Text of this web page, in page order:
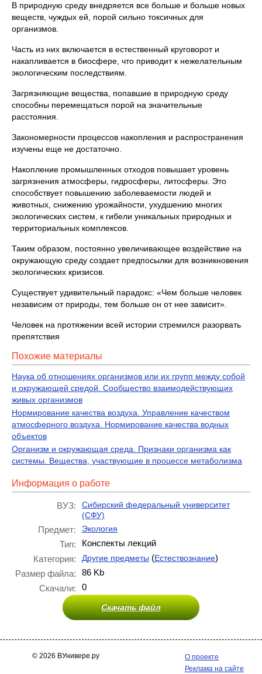
В природную среду внедряется все больше и больше новых
веществ, чуждых ей, порой сильно токсичных для
организмов.
Часть из них включается в естественный круговорот и
накапливается в биосфере, что приводит к нежелательным
экологическим последствиям.
Загрязняющие вещества, попавшие в природную среду
способны перемещаться порой на значительные
расстояния.
Закономерности процессов накопления и распространения
изучены еще не достаточно.
Накопление промышленных отходов повышает уровень
загрязнения атмосферы, гидросферы, литосферы. Это
способствует повышению заболеваемости людей и
животных, снижению урожайности, ухудшению многих
экологических систем, к гибели уникальных природных и
территориальных комплексов.
Таким образом, постоянно увеличивающее воздействие на
окружающую среду создает предпосылки для возникновения
экологических кризисов.
Существует удивительный парадокс: «Чем больше человек
независим от природы, тем больше он от нее зависит».
Человек на протяжении всей истории стремился разорвать
препятствия
Похожие материалы
Наука об отношениях организмов или их групп между собой
и окружающей средой. Сообщество взаимодействующих
живых организмов
Нормирование качества воздуха. Управление качеством
атмосферного воздуха. Нормирование качества водных
объектов
Организм и окружающая среда. Признаки организма как
системы. Вещества, участвующие в процессе метаболизма
Информация о работе
ВУЗ:
Сибирский федеральный университет
(СФУ)
Предмет: Экология
Тип:
Конспекты лекций
Категория:
Другие предметы (Естествознание)
Размер файла:
86 Kb
Скачали:
0
Скачать файл
© 2026 ВУнивере.ру
О проекте
Реклама на сайте